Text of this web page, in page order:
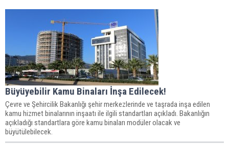
Büyüyebilir Kamu Binaları İnşa Edilecek!
Çevre ve Şehircilik Bakanlığı şehir merkezlerinde ve taşrada inşa edilen
kamu hizmet binalarının inşaatı ile ilgili standartları açıkladı. Bakanlığın
açıkladığı standartlara göre kamu binaları modüler olacak ve
büyütülebilecek.